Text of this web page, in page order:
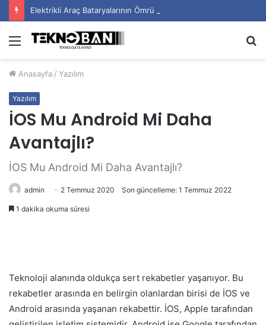
Elektrikli Araç Bataryalarının Ömrü Nasıl Uzatılır?
Menü
Anasayfa / Yazılım
Yazılım
İOS Mu Android Mi Daha
Avantajlı?
İOS Mu Android Mi Daha Avantajlı?
admin 2 Temmuz 2020 Son güncelleme: 1 Temmuz 2022
1 dakika okuma süresi
Teknoloji alanında oldukça sert rekabetler yaşanıyor. Bu
rekabetler arasında en belirgin olanlardan birisi de İOS ve
Android arasında yaşanan rekabettir. İOS, Apple tarafından